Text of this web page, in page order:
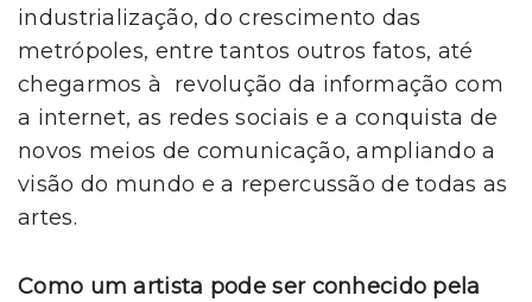
industrialização, do crescimento das
metrópoles, entre tantos outros fatos, até
chegarmos à revolução da informação com
a internet, as redes sociais e a conquista de
novos meios de comunicação, ampliando a
visão do mundo e a repercussão de todas as
artes.
Como um artista pode ser conhecido pela